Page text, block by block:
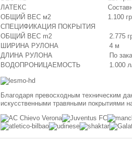
ЛАТЕКС
ОБЩИЙ ВЕС м2
1.100
СПЕЦИФИКАЦИЯ ПОКРЫТИЯ
ОБЩИЙ ВЕС m2
2.775
ШИРИНА РУЛОНА
4 м
ДЛИНА РУЛОНА
По
ВОДОПРОНИЦАЕМОСТЬ
1.000
Благодаря превосходным техническим
искусственными травяными покрытиями